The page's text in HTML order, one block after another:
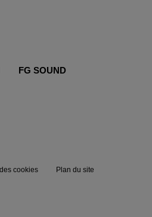
FG SOUND
cookies Plan du site